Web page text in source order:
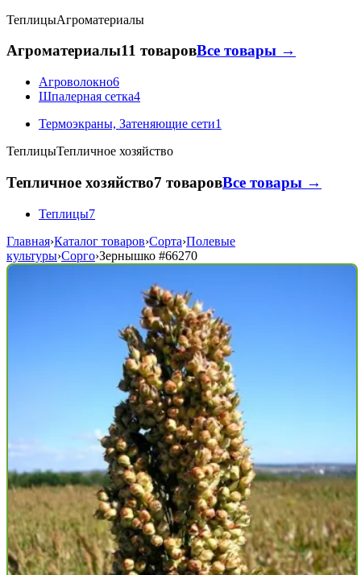
ТеплицыАгроматериалы
Агроматериалы11 товаровВсе товары →
Агроволокно6
Шпалерная сетка4
Термоэкраны, Затеняющие сети1
ТеплицыТепличное хозяйство
Тепличное хозяйство7 товаровВсе товары →
Теплицы7
Главная›Каталог товаров›Сорта›Полевые
культуры›Сорго›Зернышко #66270